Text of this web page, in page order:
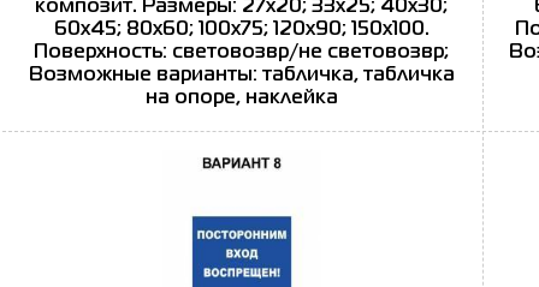
композит. Размеры: 27x20; 33x25; 40x30;
60x45; 80x60; 100x75; 120x90; 150x100.
Поверхность: световозвр/не световозвр;
Возможные варианты: табличка, табличка
на опоре, наклейка